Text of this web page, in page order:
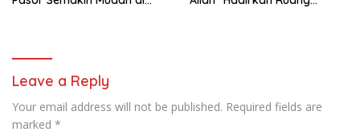
Leave a Reply
Your email address will not be published. Required fields are
marked *